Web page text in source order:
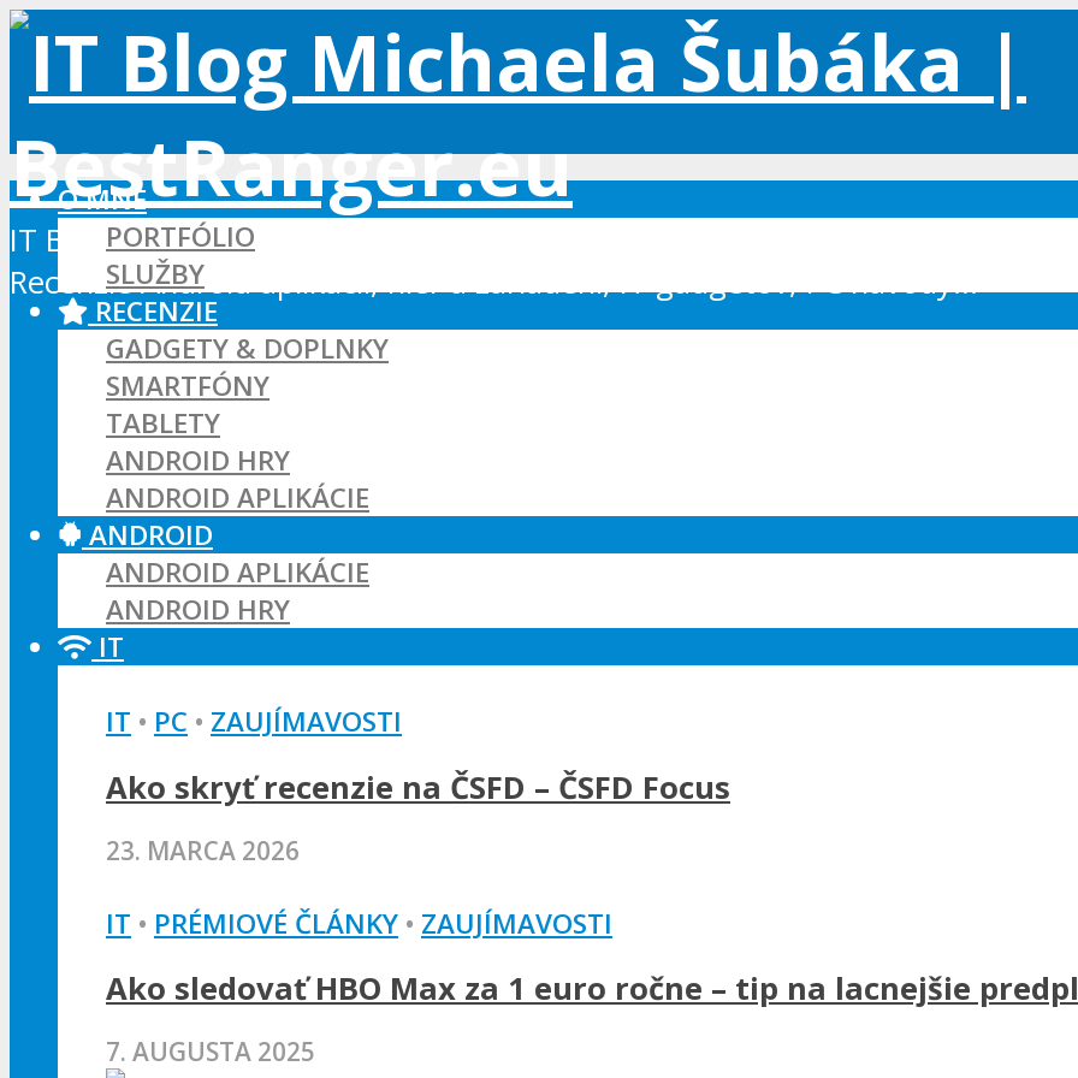
IT Blog - Android, Xbox a WordPress
Recenzie Android aplikácií, hier a zariadení, IT gadgetov, PC návody...
O MNE
PORTFÓLIO
SLUŽBY
RECENZIE
GADGETY & DOPLNKY
SMARTFÓNY
TABLETY
ANDROID HRY
ANDROID APLIKÁCIE
ANDROID
ANDROID APLIKÁCIE
ANDROID HRY
IT
IT • PC • ZAUJÍMAVOSTI
Ako skryť recenzie na ČSFD – ČSFD Focus
23. MARCA 2026
IT • PRÉMIOVÉ ČLÁNKY • ZAUJÍMAVOSTI
Ako sledovať HBO Max za 1 euro ročne – tip na lacnejšie
7. AUGUSTA 2025